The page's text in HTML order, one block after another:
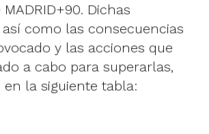
Dichas
como las consecuencias
y las acciones que
a cabo para superarlas,
la siguiente tabla: